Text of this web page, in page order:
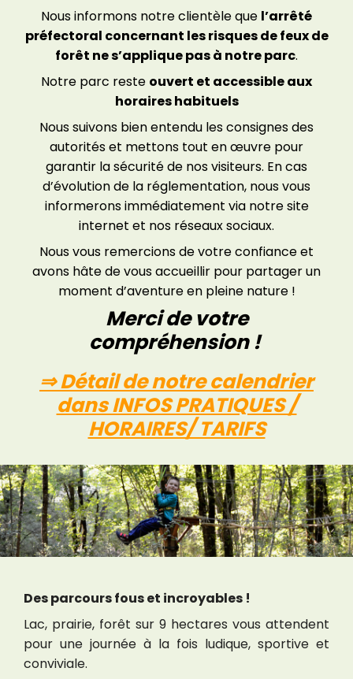
Nous informons notre clientèle que l’arrêté
préfectoral concernant les risques de feux de
forêt ne s’applique pas à notre parc.
Notre parc reste ouvert et accessible aux
horaires habituels
Nous suivons bien entendu les consignes des
autorités et mettons tout en œuvre pour
garantir la sécurité de nos visiteurs. En cas
d’évolution de la réglementation, nous vous
informerons immédiatement via notre site
internet et nos réseaux sociaux.
Nous vous remercions de votre confiance et
avons hâte de vous accueillir pour partager un
moment d’aventure en pleine nature !
Merci de votre
compréhension !
⇒ Détail de notre calendrier
dans INFOS PRATIQUES /
HORAIRES/ TARIFS
Des parcours fous et incroyables !
Lac, prairie, forêt sur 9 hectares vous attendent
pour une journée à la fois ludique, sportive et
conviviale.